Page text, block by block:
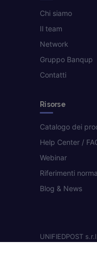
Chi siamo
Il team
Network
Gruppo Banqup
Contatti
Risorse
Catalogo dei
Help Center /
Webinar
Riferimenti
Blog & News
UNIFIEDPOST